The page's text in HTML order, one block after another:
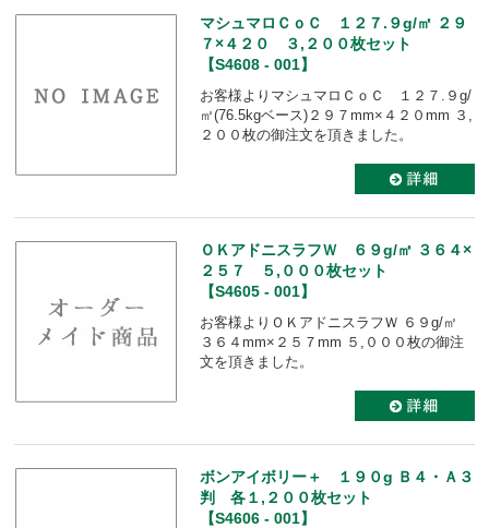
マシュマロＣｏＣ １２７.９g/㎡ ２９
７×４２０ ３,２００枚セット
【S4608 - 001】
お客様よりマシュマロＣｏＣ １２７.９g/
㎡(76.5kgベース)２９７mm×４２０mm ３,
２００枚の御注文を頂きました。
ＯＫアドニスラフＷ ６９g/㎡ ３６４×
２５７ ５,０００枚セット
【S4605 - 001】
お客様よりＯＫアドニスラフＷ ６９g/㎡
３６４mm×２５７mm ５,０００枚の御注
文を頂きました。
ボンアイボリー＋ １９０g Ｂ４・Ａ３
判 各１,２００枚セット
【S4606 - 001】